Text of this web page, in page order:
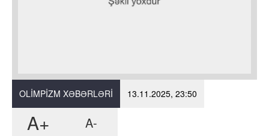
OLIMPIZM XƏBƏRLƏRI 13.11.2025, 23:50
A+ A-